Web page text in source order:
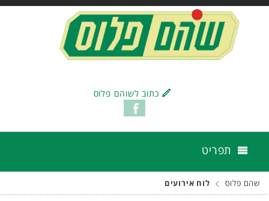
כתוב לשוהם פלוס
תפריט
שהם פלוס לוח אירועים